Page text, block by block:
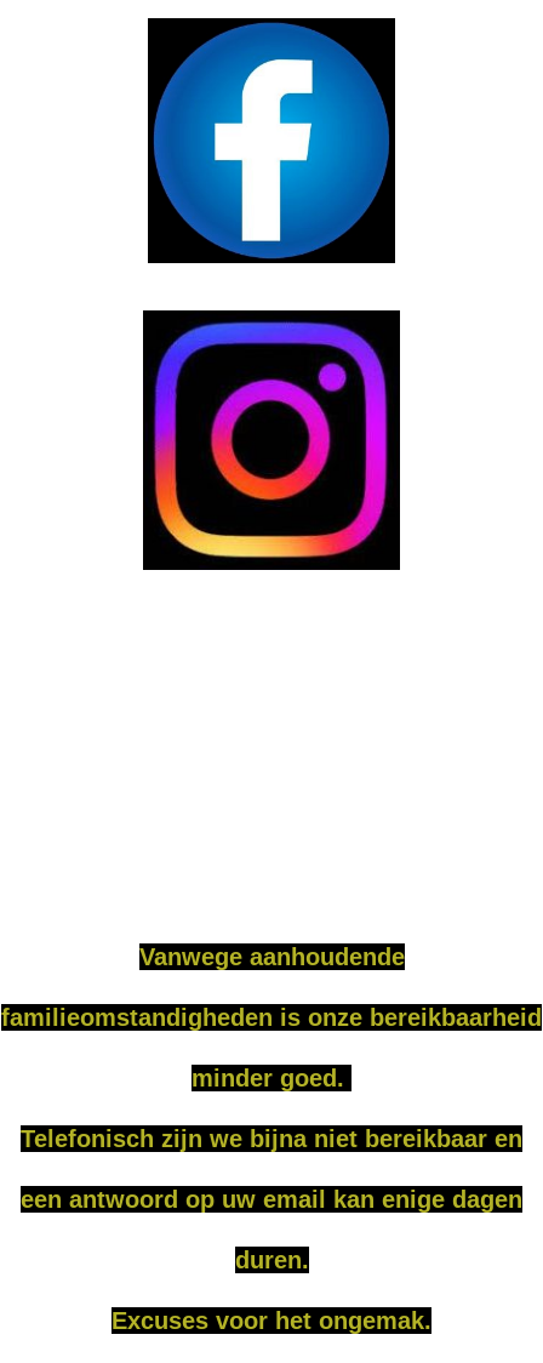
Vanwegeaanhoudende
familieomstandigheden is onze bereikbaarheid
minder goed.
Telefonisch zijn we bijna niet bereikbaar en
een antwoord op uw email kan enige dagen
duren.
Excuses voor het ongemak.